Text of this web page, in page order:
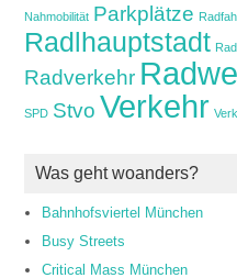
Nahmobilität Parkplätze
Radlhauptstadt
Radverkehr
SPD Stvo Verkehr
Was geht woanders?
Bahnhofsviertel München
Busy Streets
Critical Mass München